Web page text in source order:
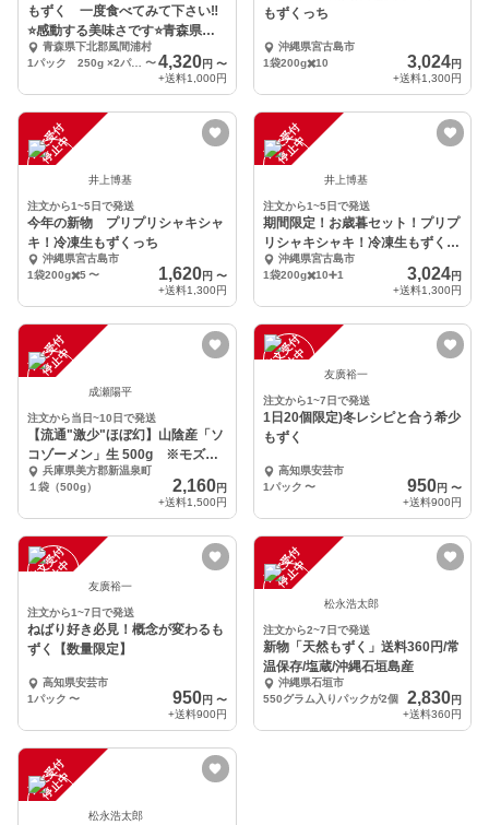
もずく 一度食べてみて下さい‼️
⭐️感動する美味さです⭐️青森県
津軽海峡産
青森県下北郡風間浦村
1パック 250g ×2パック
〜 4,320円 〜
+送料1,000円
もずくっち
沖縄県宮古島市
1袋200g✖️10
3,024円
+送料1,300円
注
文
受
付
停
止
中
井上博基
注文から1~5日で発送
今年の新物 プリプリシャキシャ
キ！冷凍生もずくっち
沖縄県宮古島市
1袋200g✖️5〜 1,620円 〜
+送料1,300円
注
文
受
付
停
止
中
井上博基
注文から1~5日で発送
期間限定！お歳暮セット！プリプ
リシャキシャキ！冷凍生もずくっ
ち 沖縄県宮古島市
1袋200g✖️10➕1
3,024円
+送料1,300円
注
文
受
付
停
止
中
成瀬陽平
注文から当日~10日で発送
【流通"激少"ほぼ幻】山陰産「ソ
コゾーメン」生 500g ※モズク
の一種
兵庫県美方郡新温泉町
１袋（500g）
2,160円
+送料1,500円
注
文
受
付
停
止
中 友廣裕一
注文から1~7日で発送
1日20個限定)冬レシピと合う希少
もずく
高知県安芸市
1パック 〜 950円 〜
+送料900円
注
文
受
付
停
止
中 友廣裕一
注文から1~7日で発送
ねばり好き必見！概念が変わるも
ずく【数量限定】
高知県安芸市
1パック 〜 950円 〜
+送料900円
注
文
受
付
停
止
中
松永浩太郎
注文から2~7日で発送
新物「天然もずく」送料360円/常
温保存/塩蔵/沖縄石垣島産
沖縄県石垣市
550グラム入りパックが2個
2,830円
+送料360円
注
文
受
付
停
止
中
松永浩太郎